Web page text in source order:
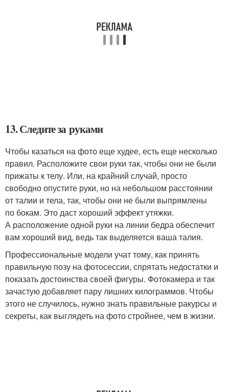
13. Следите за руками
Чтобы казаться на фото еще худее, есть еще несколько
правил. Расположите свои руки так, чтобы они не были
прижаты к телу. Или, на крайний случай, просто
свободно опустите руки, но на небольшом расстоянии
от талии и тела, так, чтобы они не были выпрямлены
по бокам. Это даст хороший эффект утяжки.
А расположение одной руки на линии бедра обеспечит
вам хороший вид, ведь так выделяется ваша талия.
Профессиональные модели учат тому, как принять
правильную позу на фотосессии, спрятать недостатки и
показать достоинства своей фигуры. Фотокамера и так
зачастую добавляет пару лишних килограммов. Чтобы
этого не случилось, нужно знать правильные ракурсы и
секреты, как выглядеть на фото стройнее, чем в жизни.